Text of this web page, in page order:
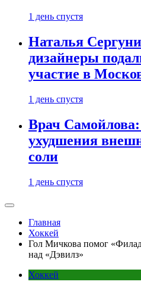
1 день спустя
Наталья
дизайнеры
участие в
1 день спустя
Врач
ухудшения
соли
1 день спустя
Главная
Хоккей
Гол Мичкова помог
над «Дэвилз»
Хоккей